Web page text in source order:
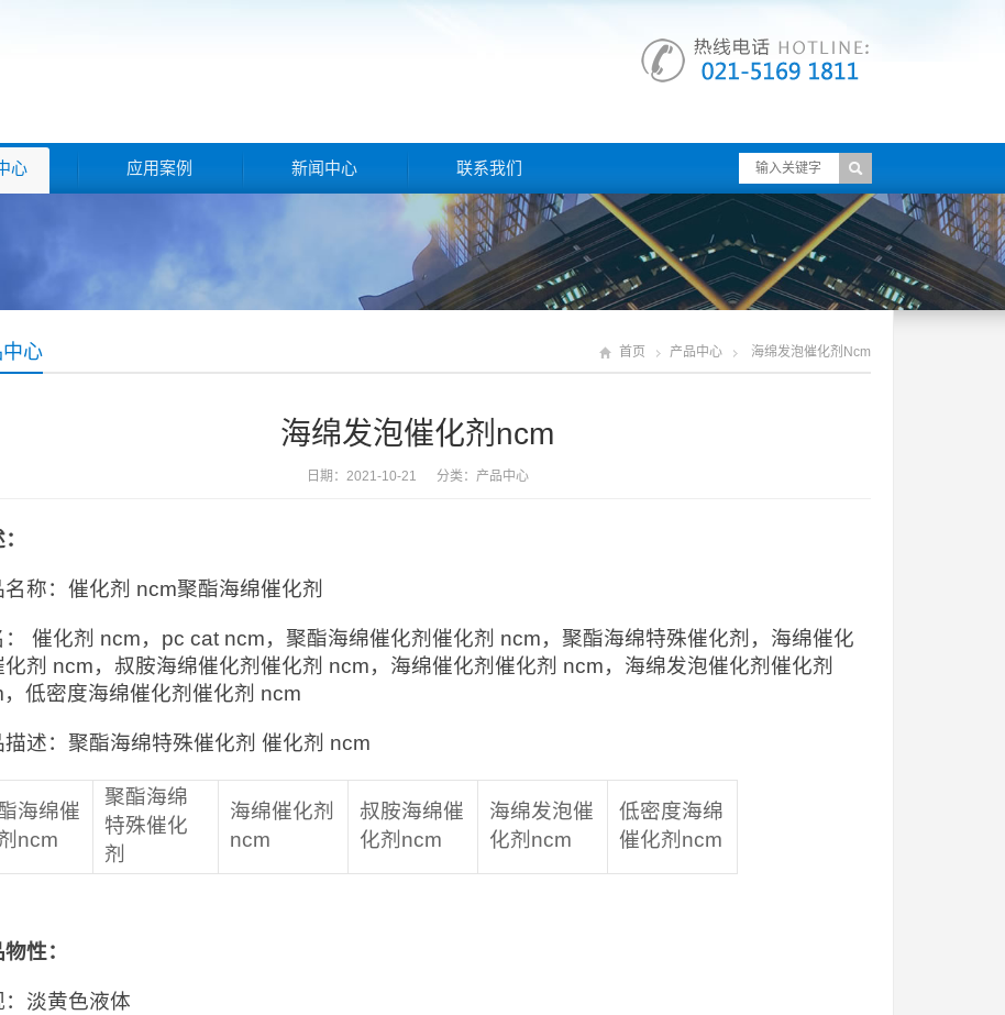
心 应用案例 新闻中心 联系我们
心 首页 产品中心 海绵发泡催化剂ncm
海绵发泡催化剂ncm
日期：2021-10-21 分类： 产品中心
名称：催化剂 ncm聚酯海绵催化剂
： 催化剂 ncm，pc cat ncm，聚酯海绵催化剂催化剂 ncm，聚酯海绵特殊催化剂，海绵催化
化剂 ncm，叔胺海绵催化剂催化剂 ncm，海绵催化剂催化剂 ncm，海绵发泡催化剂催化剂
低密度海绵催化剂催化剂 ncm
描述：聚酯海绵特殊催化剂 催化剂 ncm
海绵催
ncm
聚酯海绵
特殊催化
剂
海绵催化剂
ncm
叔胺海绵催
化剂ncm
海绵发泡催
化剂ncm
低密度海绵
催化剂ncm
性：
：淡黄色液体